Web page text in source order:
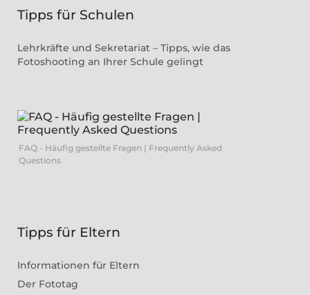
Tipps für Schulen
Lehrkräfte und Sekretariat – Tipps, wie das
Fotoshooting an Ihrer Schule gelingt
FAQ - Häufig gestellte Fragen | Frequently Asked
Questions
Tipps für Eltern
Informationen für Eltern
Der Fototag